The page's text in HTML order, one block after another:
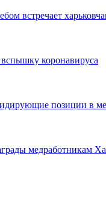
встречает
вспышку коронавируса
позиции в
медработникам